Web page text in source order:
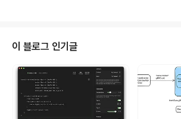
된 형식으로 주고받을 수 있도록 만든 오픈소스 프로젝트
입니다. 즉, 서로 다른 데이터 시스템 간에도 쿼리를 변환하
거나 새로 짤 필요 없이 하나의 공통 언어처럼 데이터를 주
고받을 수 있게 해주는 기술입니다.이 글에서는 Substrait
가 무엇인지, 왜 필요한지, 어떤 방식으로 동작하고 실제로
어떻게..
이 블로그 인기글